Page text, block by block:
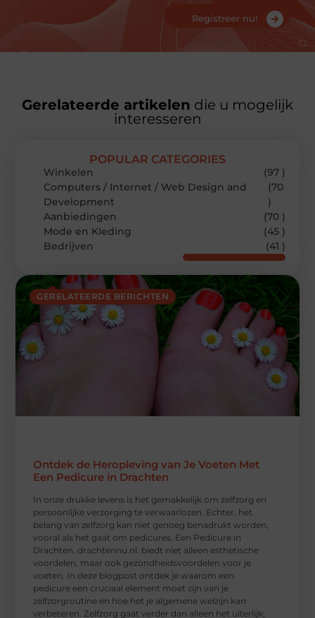
Registreer nu!
Gerelateerde artikelen die u mogelijk
interesseren
GERELATEERDE BERICHTEN
Ontdek de Heropleving van Je Voeten Met
Een Pedicure in Drachten
In onze drukke levens is het gemakkelijk om zelfzorg en
persoonlijke verzorging te verwaarlozen. Echter, het
belang van zelfzorg kan niet genoeg benadrukt worden,
vooral als het gaat om pedicures. Een Pedicure in
Drachten. drachtennu.nl. biedt niet alleen esthetische
voordelen, maar ook gezondheidsvoordelen voor je
voeten. In deze blogpost ontdek je waarom een
pedicure een cruciaal element moet zijn van je
zelfzorgroutine en hoe het je algemene welzijn kan
verbeteren. Zelfzorg gaat verder dan alleen het uiterlijk;
POPULAR CATEGORIES
Winkelen
(97 )
Computers / Internet / Web Design and
Development
(70
)
Aanbiedingen
(70 )
Mode en Kleding
(45 )
Bedrijven
(41 )